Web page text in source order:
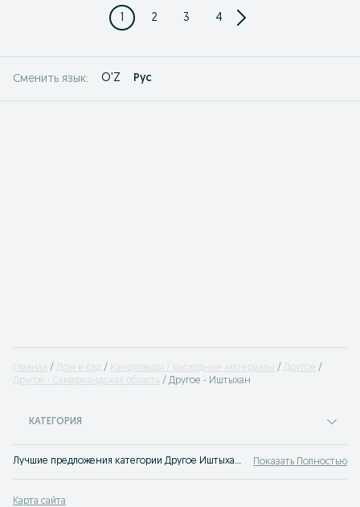
1 2 3 4
Сменить язык: O'Z Рус
Главная Дом и сад Канцтовары / расходные материалы
Другое
Другое - Самаркандская область
Другое - Иштыхан
КАТЕГОРИЯ
Лучшие предложения категории Другое Иштыхан. Большой выбор товаров и услуг по выгодным ценам на OLX! Множество предложений на OLX.uz! Показать Полностью
Карта сайта